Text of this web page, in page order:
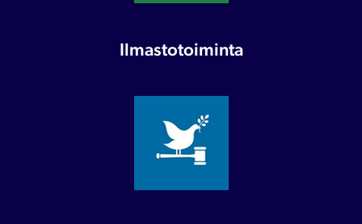
Ilmastotoiminta